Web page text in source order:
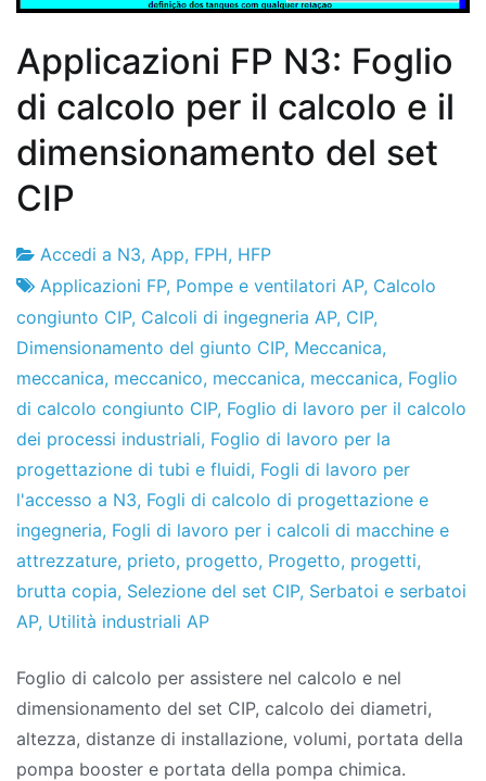
Applicazioni FP N3: Foglio
di calcolo per il calcolo e il
dimensionamento del set
CIP
Fabbrica
di
progetti
28
il
dicembre
de
2019
Accedi a N3, App, FPH, HFP
Applicazioni FP, Pompe e ventilatori AP, Calcolo
congiunto CIP, Calcoli di ingegneria AP, CIP,
Dimensionamento del giunto CIP, Meccanica,
meccanica, meccanico, meccanica, meccanica, Foglio
di calcolo congiunto CIP, Foglio di lavoro per il calcolo
dei processi industriali, Foglio di lavoro per la
progettazione di tubi e fluidi, Fogli di lavoro per
l'accesso a N3, Fogli di calcolo di progettazione e
ingegneria, Fogli di lavoro per i calcoli di macchine e
attrezzature, prieto, progetto, Progetto, progetti,
brutta copia, Selezione del set CIP, Serbatoi e serbatoi
AP, Utilità industriali AP
Foglio di calcolo per assistere nel calcolo e nel
dimensionamento del set CIP, calcolo dei diametri,
altezza, distanze di installazione, volumi, portata della
pompa booster e portata della pompa chimica.